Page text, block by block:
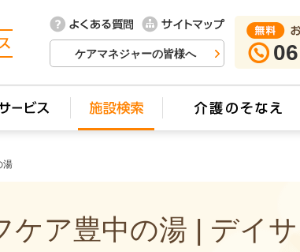
ケアマネジャーの皆様へ
湯
ケア豊中の湯 | デイ